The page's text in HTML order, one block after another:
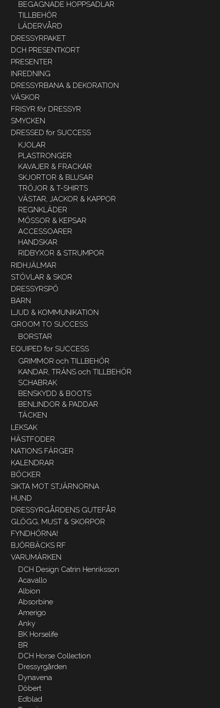
BEGAGNADE HOPPSADLAR
TILLBEHÖR
LÄDERVÅRD
DRESSYRPAKET
DCH PRESENTKORT
PRESENTER
INREDNING
DRESSYRBANA & DEKORATION
VÄSKOR
FRISYR för DRESSYR
SMYCKEN
DRESSED for SUCCESS
KJOLAR
PLASTRONGER
KAVAJER & FRACKAR
SKJORTOR & BLUSAR
TRÖJOR & T-SHIRTS
VÄSTAR, JACKOR & KAPPOR
REGNKLÄDER
MÖSSOR & KEPSAR
ACCESSOARER
HANDSKAR
RIDBYXOR & STRUMPOR
RIDHJÄLMAR
STÖVLAR & SKOR
DRESSYRSPÖ
BARN
LJUD & KOMMUNIKATION
GROOM TO SUCCESS
BORSTAR
EQUIPED for SUCCESS
GRIMMOR och TILLBEHÖR
KANDAR, TRÄNS och TILLBEHÖR
SCHABRAK
BENSKYDD & BOOTS
BENLINDOR & PADDAR
TÄCKEN
LEKSAK
HÄSTFODER
NATIONS FÄRGER
KALENDRAR
BÖCKER
SIKTA MOT STJÄRNORNA
HUND
DRESSYRGÅRDENS GUTEFÅR
GLÖGG, MUST & SKORPOR
FYNDHÖRNA!
BJÖRBÄCKS RF
VARUMÄRKEN
DCH Design Catrin Henriksson
Acavallo
Albion
Absorbine
Amerigo
Anky
BK Horselife
BR
DCH Horse Collection
Dressyrgården
Dynavena
Döbert
Edblad